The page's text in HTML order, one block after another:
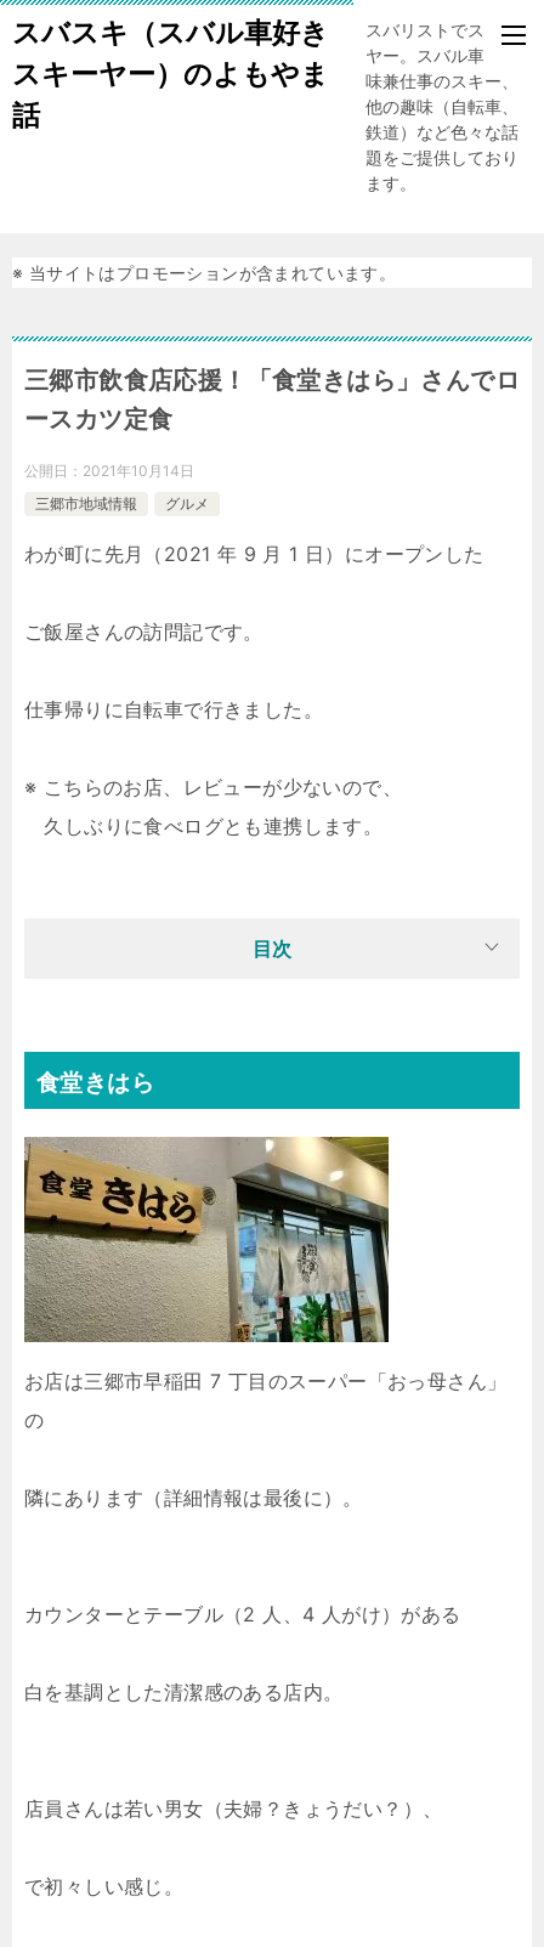
スバスキ（スバル車好き
スキーヤー）のよもやま
話
スバリストでスキー
ヤー。スバル車、趣
味兼仕事のスキー、
他の趣味（自転車、
鉄道）など色々な話
題をご提供しており
ます。
※ 当サイトはプロモーションが含まれています。
三郷市飲食店応援！「食堂きはら」さんでロ
ースカツ定食
公開日： 2021年10月14日
三郷市地域情報
グルメ
わが町に先月（2021 年 9 月 1 日）にオープンした
ご飯屋さんの訪問記です。
仕事帰りに自転車で行きました。
※ こちらのお店、レビューが少ないので、
久しぶりに食べログとも連携します。
目次
食堂きはら
お店は三郷市早稲田 7 丁目のスーパー「おっ母さん」
の
隣にあります（詳細情報は最後に）。
カウンターとテーブル（2 人、4 人がけ）がある
白を基調とした清潔感のある店内。
店員さんは若い男女（夫婦？きょうだい？）、
で初々しい感じ。